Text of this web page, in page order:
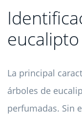
eucalipto
La principal
árboles de
perfumadas. Sin